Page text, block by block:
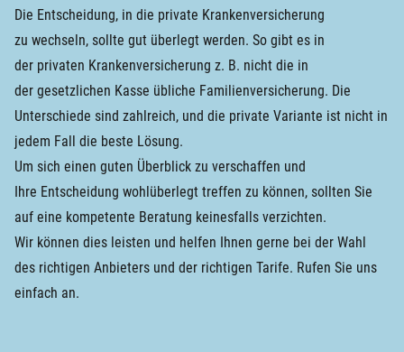
Die Entscheidung, in die private Krankenversicherung
zu wechseln, sollte gut überlegt werden. So gibt es in
der privaten Krankenversicherung z. B. nicht die in
der gesetzlichen Kasse übliche Familienversicherung. Die
Unterschiede sind zahlreich, und die private Variante ist nicht in
jedem Fall die beste Lösung.
Um sich einen guten Überblick zu verschaffen und
Ihre Entscheidung wohlüberlegt treffen zu können, sollten Sie
auf eine kompetente Beratung keinesfalls verzichten.
Wir können dies leisten und helfen Ihnen gerne bei der Wahl
des richtigen Anbieters und der richtigen Tarife. Rufen Sie uns
einfach an.